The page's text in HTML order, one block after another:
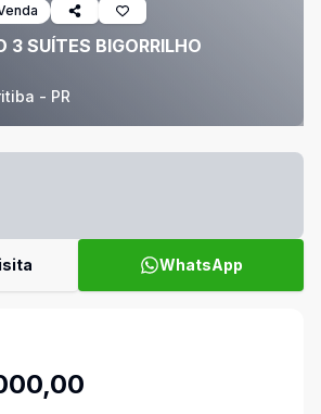
3 SUÍTES BIGORRILHO
- PR
WhatsApp